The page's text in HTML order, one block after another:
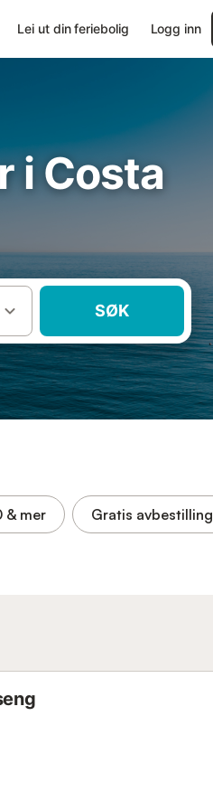
Lei ut din feriebolig Logg inn
i Costa
SØK
& mer Gratis avbestilling